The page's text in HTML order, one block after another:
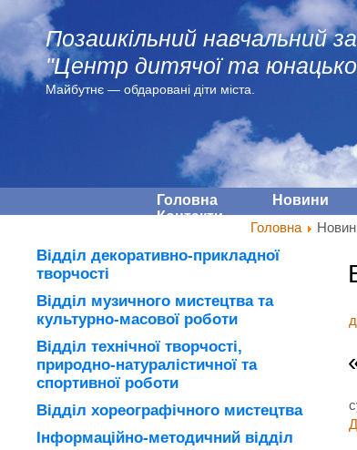
Позашкільний навчальний
"Центр дитячої та
Майбутнє — обдарованi діти міста.
Головна Новини
Контакти
Головна
Відділ декоративно-прикладної
творчості
Відділ музичного мистецтва та
культурно-масової роботи
Відділ технічної творчості,
природно-натуралістичної та
спортивної роботи
Відділ хореографічного мистецтва
Інформаційно-методичний відділ